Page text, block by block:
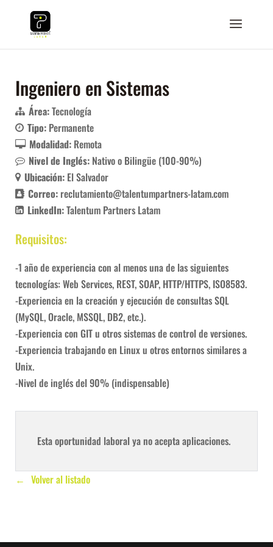
Ingeniero en Sistemas
Área:Tecnología
Tipo: Permanente
Modalidad: Remota
Nivel de Inglés: Nativo o Bilingüe (100-90%)
Ubicación: El Salvador
Correo: reclutamiento@talentumpartners-latam.com
LinkedIn:Talentum Partners Latam
Requisitos:
-1 año de experiencia con al menos una de las siguientes
tecnologías: Web Services, REST, SOAP, HTTP/HTTPS, ISO8583.
-Experiencia en la creación y ejecución de consultas SQL
(MySQL, Oracle, MSSQL, DB2, etc.).
-Experiencia con GIT u otros sistemas de control de versiones.
-Experiencia trabajando en Linux u otros entornos similares a
Unix.
-Nivel de inglés del 90% (indispensable)
Esta oportunidad laboral ya no acepta aplicaciones.
Volver al listado